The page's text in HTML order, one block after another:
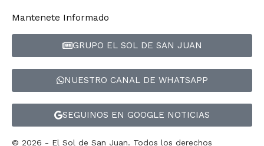
Mantenete Informado
GRUPO EL SOL DE SAN JUAN
NUESTRO CANAL DE WHATSAPP
SEGUINOS EN GOOGLE NOTICIAS
© 2026 - El Sol de San Juan. Todos los derechos